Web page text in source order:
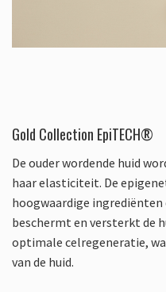
Gold Collection EpiTECH®
De ouder wordende huid
haar elasticiteit. De
hoogwaardige
beschermt en versterkt de
optimale celregeneratie,
van de huid.